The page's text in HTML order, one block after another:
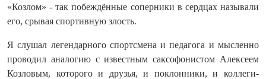
«Козлом» - так побеждённые соперники в сердцах называли
его, срывая спортивную злость.
Я слушал легендарного спортсмена и педагога и мысленно
проводил аналогию с известным саксофонистом Алексеем
Козловым, которого и друзья, и поклонники, и коллеги-